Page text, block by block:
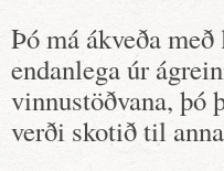
Þó má ákveða
endanlega úr
vinnustöðvana, þó
verði skotið til